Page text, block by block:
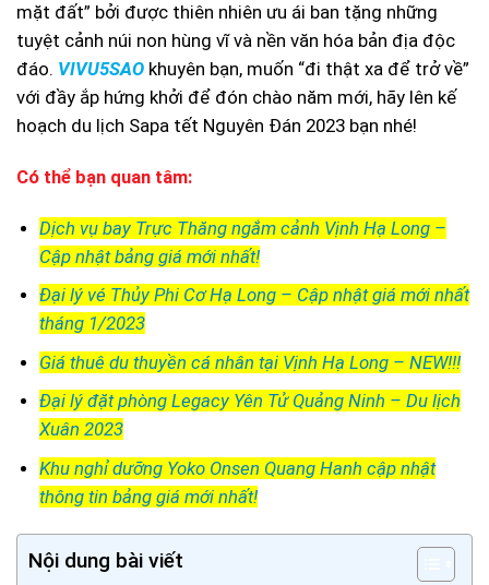
mặt đất” bởi được thiên nhiên ưu ái ban tặng những
tuyệt cảnh núi non hùng vĩ và nền văn hóa bản địa độc
đáo. VIVU5SAO khuyên bạn, muốn “đi thật xa để trở về”
với đầy ắp hứng khởi để đón chào năm mới, hãy lên kế
hoạch du lịch Sapa tết Nguyên Đán 2023 bạn nhé!
Có thể bạn quan tâm:
Dịch vụ bay Trực Thăng ngắm cảnh Vịnh Hạ Long –
Cập nhật bảng giá mới nhất!
Đại lý vé Thủy Phi Cơ Hạ Long – Cập nhật giá mới nhất
tháng 1/2023
Giá thuê du thuyền cá nhân tại Vịnh Hạ Long – NEW!!!
Đại lý đặt phòng Legacy Yên Tử Quảng Ninh – Du lịch
Xuân 2023
Khu nghỉ dưỡng Yoko Onsen Quang Hanh cập nhật
thông tin bảng giá mới nhất!
Nội dung bài viết